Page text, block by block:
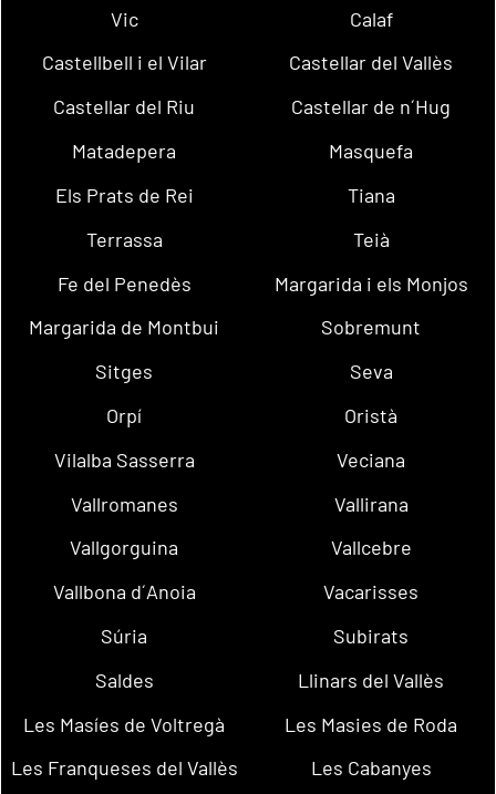
Vic
Calaf
Castellbell i el Vilar
Castellar del Vallès
Castellar del Riu
Castellar de n´Hug
Matadepera
Masquefa
Els Prats de Rei
Tiana
Terrassa
Teià
Fe del Penedès
Margarida i els Monjos
Margarida de Montbui
Sobremunt
Sitges
Seva
Orpí
Oristà
Vilalba Sasserra
Veciana
Vallromanes
Vallirana
Vallgorguina
Vallcebre
Vallbona d´Anoia
Vacarisses
Súria
Subirats
Saldes
Llinars del Vallès
Les Masíes de Voltregà
Les Masies de Roda
Les Franqueses del Vallès
Les Cabanyes